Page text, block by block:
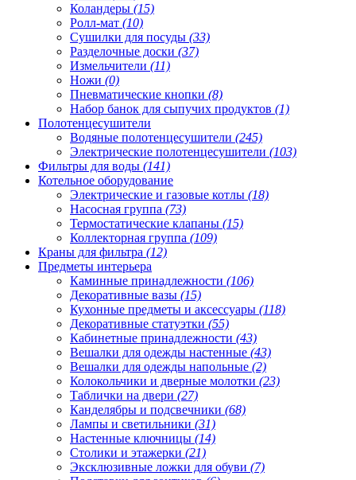
Коландеры (15)
Ролл-мат (10)
Сушилки для посуды (33)
Разделочные доски (37)
Измельчители (11)
Ножи (0)
Пневматические кнопки (8)
Набор банок для сыпучих продуктов (1)
Полотенцесушители
Водяные полотенцесушители (245)
Электрические полотенцесушители (103)
Фильтры для воды (141)
Котельное оборудование
Электрические и газовые котлы (18)
Насосная группа (73)
Термостатические клапаны (15)
Коллекторная группа (109)
Краны для фильтра (12)
Предметы интерьера
Каминные принадлежности (106)
Декоративные вазы (15)
Кухонные предметы и аксессуары (118)
Декоративные статуэтки (55)
Кабинетные принадлежности (43)
Вешалки для одежды настенные (43)
Вешалки для одежды напольные (2)
Колокольчики и дверные молотки (23)
Таблички на двери (27)
Канделябры и подсвечники (68)
Лампы и светильники (31)
Настенные ключницы (14)
Столики и этажерки (21)
Эксклюзивные ложки для обуви (7)